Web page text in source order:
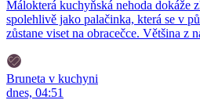
Málokterá kuchyňská nehoda dokáže
spolehlivě jako palačinka, která se v
zůstane viset na obracečce. Většina z
Bruneta v kuchyni
dnes, 04:51